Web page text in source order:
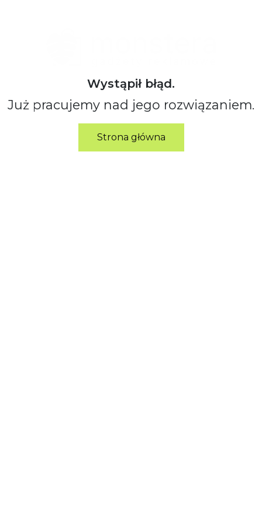
Wystąpił błąd.
Już pracujemy nad jego rozwiązaniem.
Strona główna